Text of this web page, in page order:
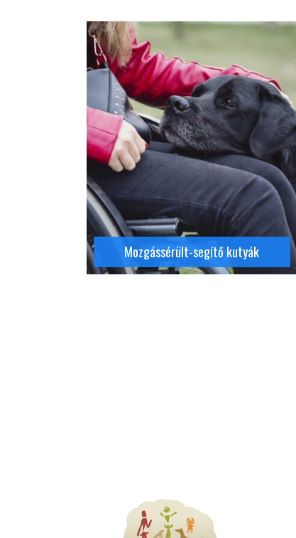
Mozgássérült-segítő kutyák